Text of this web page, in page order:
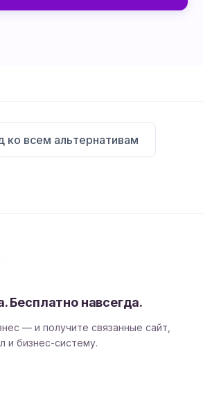
ко всем альтернативам
Бесплатно навсегда.
— и получите связанные сайт,
и бизнес-систему.